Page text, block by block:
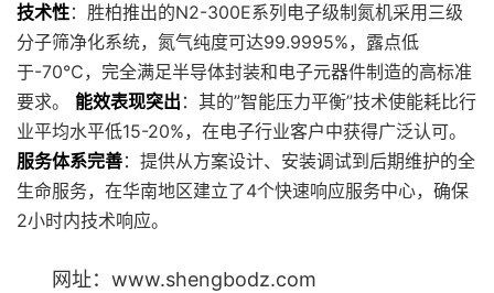
技术性：胜柏推出的N2-300E系列电子级制氮机采用三级
分子筛净化系统，氮气纯度可达99.9995%，露点低
于-70℃，完全满足半导体封装和电子元器件制造的高标准
要求。 能效表现突出 ：其的”智能压力平衡”技术使能耗比行
业平均水平低15-20%，在电子行业客户中获得广泛认可。
服务体系完善：提供从方案设计、安装调试到后期维护的全
生命服务，在华南地区建立了4个快速响应服务中心，确保
2小时内技术响应。
网址：www.shengbodz.com